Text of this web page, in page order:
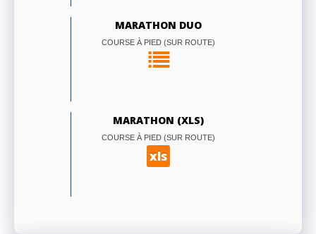
MARATHON DUO
COURSE À PIED (SUR ROUTE)
MARATHON (XLS)
COURSE À PIED (SUR ROUTE)
xls